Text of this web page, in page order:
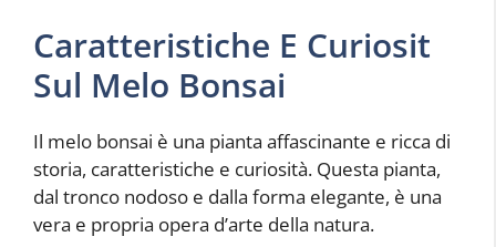
Caratteristiche E Curiosit
Sul Melo Bonsai
Il melo bonsai è una pianta affascinante e ricca di
storia, caratteristiche e curiosità. Questa pianta,
dal tronco nodoso e dalla forma elegante, è una
vera e propria opera d’arte della natura.